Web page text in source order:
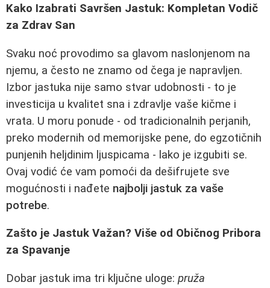
Kako Izabrati Savršen Jastuk: Kompletan Vodič
za Zdrav San
Svaku noć provodimo sa glavom naslonjenom na
njemu, a često ne znamo od čega je napravljen.
Izbor jastuka nije samo stvar udobnosti - to je
investicija u kvalitet sna i zdravlje vaše kičme i
vrata. U moru ponude - od tradicionalnih perjanih,
preko modernih od memorijske pene, do egzotičnih
punjenih heljdinim ljuspicama - lako je izgubiti se.
Ovaj vodić će vam pomoći da dešifrujete sve
mogućnosti i nađete najbolji jastuk za vaše
potrebe.
Zašto je Jastuk Važan? Više od Običnog Pribora
za Spavanje
Dobar jastuk ima tri ključne uloge: pruža